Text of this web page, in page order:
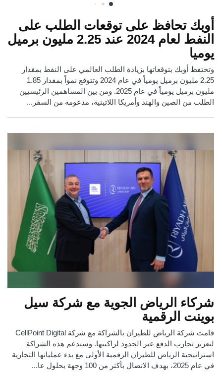
أوبك تحافظ على توقعات الطلب على
النفط لعام 2024 عند 2.25 مليون برميل
يوميا
وتحتفظ أوبك بتوقعاتها بزيادة الطلب العالمي على النفط بمقدار
2.25 مليون برميل يومياً في عام 2024 وتتوقع نمواً بمقدار 1.85
مليون برميل يومياً في عام 2025. ومن بين المساهمين الرئيسيين
الطلب من الصين والهند وأمريكا اللاتينية، مدعومة من السفر...
شركاء الرياض الجوية مع شركة سيل
بوينت الرقمية
قامت شركة الرياض للطيران بالشراكة مع شركة CellPoint Digital
لتعزيز تجارب الدفع عبر الحدود لراكبيها. وستدعم هذه الشراكة
استراتيجية الرياض للطيران الرقمية الأولى مع بدء عملياتها التجارية
في عام 2025، بهدف الاتصال بأكثر من 100 وجهة بحلول عا...